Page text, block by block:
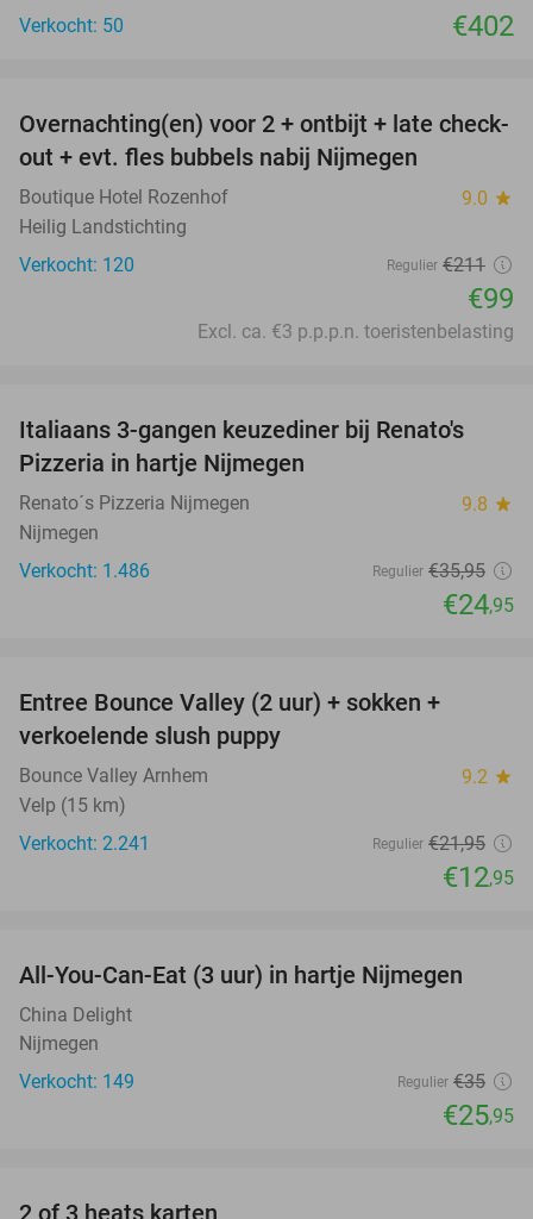
Verkocht: 50
€402
53%
Overnachting(en) voor 2 + ontbijt + late check-
out + evt. fles bubbels nabij Nijmegen
Boutique Hotel Rozenhof 9.0 star
Heilig Landstichting
Verkocht: 120
Regulier €211
€99
Excl. ca. €3 p.p.p.n. toeristenbelasting
31%
Italiaans 3-gangen keuzediner bij Renato's
Pizzeria in hartje Nijmegen
Renato´s Pizzeria Nijmegen 9.8 star
Nijmegen
Verkocht: 1.486
Regulier €35,95
€24,95
Entree Bounce Valley (2 uur) + sokken +
verkoelende slush puppy
Bounce Valley Arnhem 9.2 star
Velp (15 km)
Verkocht: 2.241
Regulier €21,95
€12,95
26%
All-You-Can-Eat (3 uur) in hartje Nijmegen
China Delight
Nijmegen
Verkocht: 149
Regulier €35
€25,95
2 of 3 heats karten